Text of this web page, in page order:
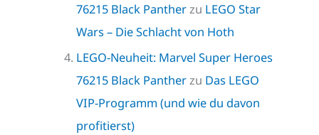
76215 Black Pantherzu LEGO Star
Wars – Die Schlacht von Hoth
LEGO-Neuheit: Marvel Super Heroes
76215 Black Pantherzu Das LEGO
VIP-Programm (und wie du davon
profitierst)